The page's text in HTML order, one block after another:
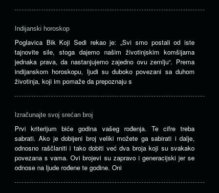
Indijanski horoskop
Poglavica Bik Koji Sedi rekao je: „Svi smo postali od iste
tajnovite sile, stoga dajemo našim životinjskim komšijama
jednaka prava, da nastanjujemo zajedno ovu zemlju“. Prema
indijanskom horoskopu, ljudi su duboko povezani sa duhom
životinja, koji im pomaže da prepoznaju s
Izračunajte svoj srećan broj
Prvi kriterijum biće godina vašeg rođenja. Te cifre treba
sabrati. Ako je dobijeni broj veliki možete ga sabirati i dalje,
odnosno raščlaniti i tako dobiti već dva broja koji su svakako
povezana s vama. Ovi brojevi su zapravo i generacijski jer se
odnose na ljude rođene te godine. Oni